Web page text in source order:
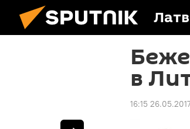
в
16:15